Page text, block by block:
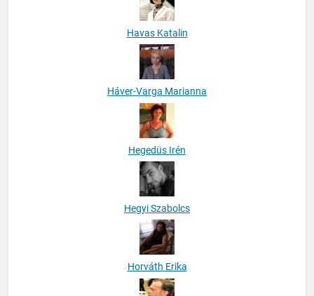
Havas Katalin
Háver-Varga Marianna
Hegedüs Irén
Hegyi Szabolcs
Horváth Erika